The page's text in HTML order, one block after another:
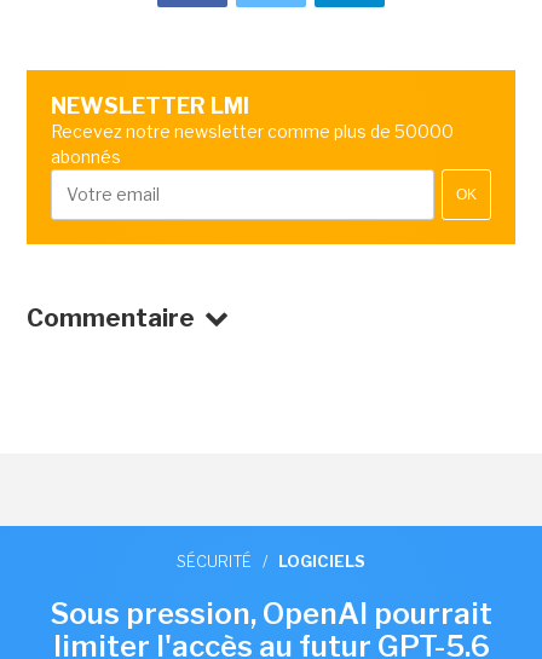
NEWSLETTER LMI
Recevez notre newsletter comme plus de 50000
abonnés
OK
Commentaire
SÉCURITÉ / LOGICIELS
Sous pression, OpenAI pourrait
limiter l'accès au futur GPT-5.6